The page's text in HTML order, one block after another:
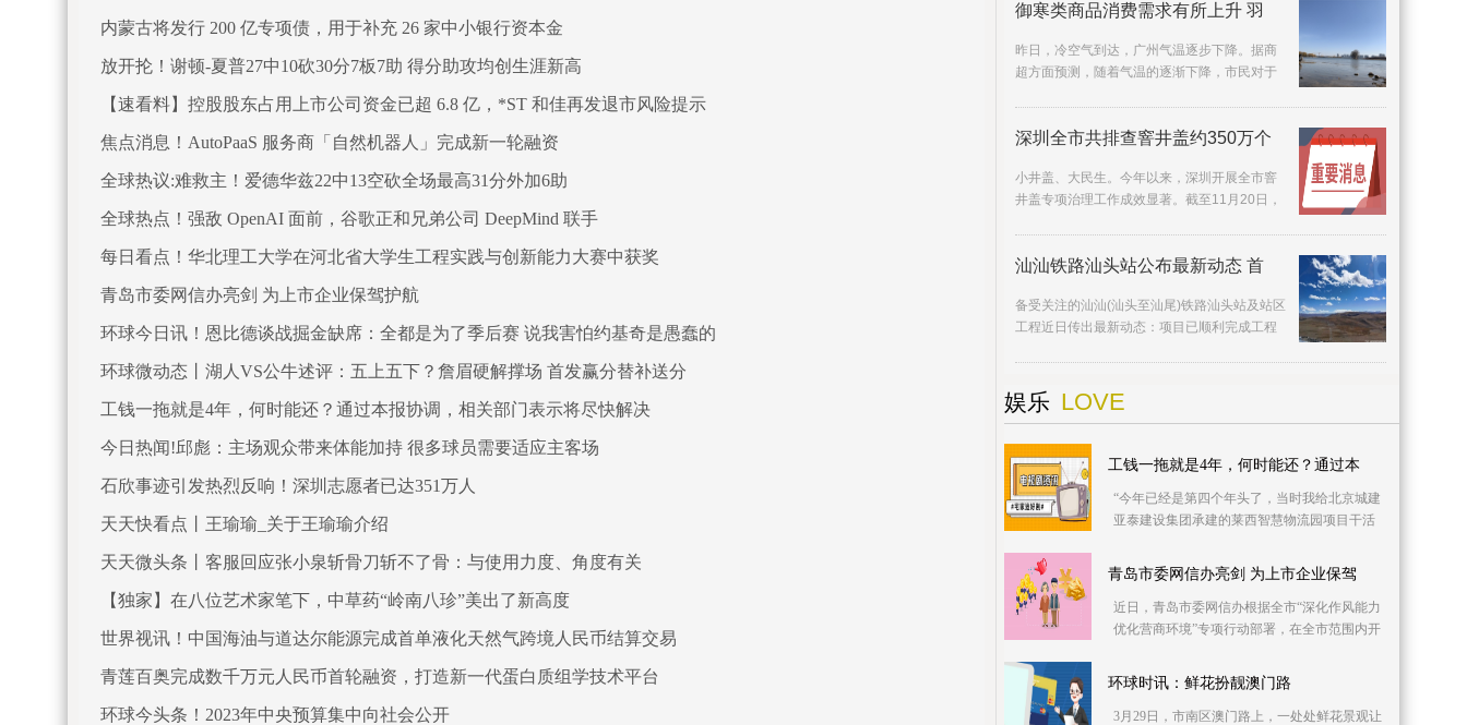
内蒙古将发行 200 亿专项债，用于补充 26 家中小银行资本金
放开抡！谢顿-夏普27中10砍30分7板7助 得分助攻均创生涯新高
【速看料】控股股东占用上市公司资金已超 6.8 亿，*ST 和佳再发退市风险提示
焦点消息！AutoPaaS 服务商「自然机器人」完成新一轮融资
全球热议:难救主！爱德华兹22中13空砍全场最高31分外加6助
全球热点！强敌 OpenAI 面前，谷歌正和兄弟公司 DeepMind 联手
每日看点！华北理工大学在河北省大学生工程实践与创新能力大赛中获奖
青岛市委网信办亮剑 为上市企业保驾护航
环球今日讯！恩比德谈战掘金缺席：全都是为了季后赛 说我害怕约基奇是愚蠢的
环球微动态丨湖人VS公牛述评：五上五下？詹眉硬解撑场 首发赢分替补送分
工钱一拖就是4年，何时能还？通过本报协调，相关部门表示将尽快解决
今日热闻!邱彪：主场观众带来体能加持 很多球员需要适应主客场
石欣事迹引发热烈反响！深圳志愿者已达351万人
天天快看点丨王瑜瑜_关于王瑜瑜介绍
天天微头条丨客服回应张小泉斩骨刀斩不了骨：与使用力度、角度有关
【独家】在八位艺术家笔下，中草药“岭南八珍”美出了新高度
世界视讯！中国海油与道达尔能源完成首单液化天然气跨境人民币结算交易
青莲百奥完成数千万元人民币首轮融资，打造新一代蛋白质组学技术平台
环球今头条！2023年中央预算集中向社会公开
御寒类商品消费需求有所上升 羽
昨日，冷空气到达，广州气温逐步下降。据商
超方面预测，随着气温的逐渐下降，市民对于
深圳全市共排查窨井盖约350万个
小井盖、大民生。今年以来，深圳开展全市窨
井盖专项治理工作成效显著。截至11月20日，
汕汕铁路汕头站公布最新动态 首
备受关注的汕汕(汕头至汕尾)铁路汕头站及站区
工程近日传出最新动态：项目已顺利完成工程
娱乐 LOVE
工钱一拖就是4年，何时能还？通过本
“今年已经是第四个年头了，当时我给北京城建
亚泰建设集团承建的莱西智慧物流园项目干活
部门，他们
青岛市委网信办亮剑 为上市企业保驾
近日，青岛市委网信办根据全市“深化作风能力
优化营商环境”专项行动部署，在全市范围内开
行动
环球时讯：鲜花扮靓澳门路
3月29日，市南区澳门路上，一处处鲜花景观让